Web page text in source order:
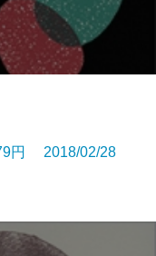
円 2018/02/28